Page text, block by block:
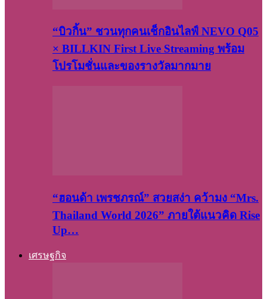
“บิวกิ้น” ชวนทุกคนเช็กอินไลฟ์ NEVO Q05
× BILLKIN First Live Streaming พร้อม
โปรโมชั่นและของรางวัลมากมาย
“ฮอนด้า เพรชภรณ์” สวยสง่า คว้ามง “Mrs.
Thailand World 2026” ภายใต้แนวคิด Rise
Up…
เศรษฐกิจ